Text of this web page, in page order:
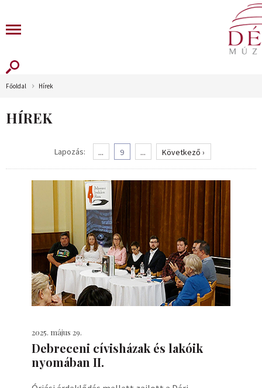
Főoldal Hírek
HÍREK
Lapozás: ... 9 ... Következő ›
2025. május 29.
Debreceni cívisházak és lakóik
nyomában II.